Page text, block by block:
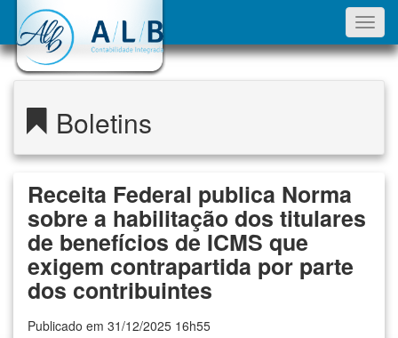
Boletins
Receita Federal publica Norma
sobre a habilitação dos titulares
de benefícios de ICMS que
exigem contrapartida por parte
dos contribuintes
Publicado em 31/12/2025 16h55